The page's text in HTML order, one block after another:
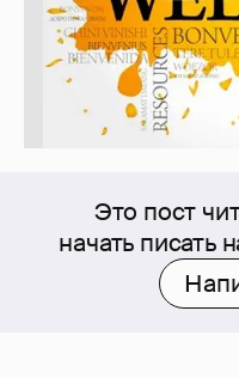
Это пост
начать писать